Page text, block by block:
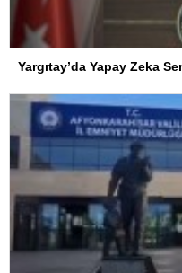
Yargıtay’da Yapay Zeka